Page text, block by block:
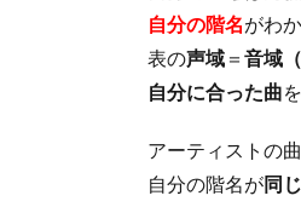
自分の階名がわ
表の声域 ＝ 音域
自分に合った曲
アーティストの
自分の階名が同じ